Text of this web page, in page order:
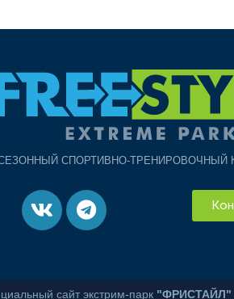
СПОРТИВНО-ТРЕНИРОВОЧНЫЙ
сайт экстрим-парк "ФРИСТАЙЛ"